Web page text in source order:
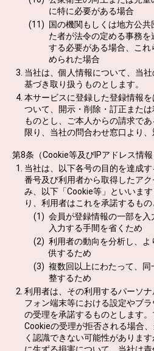
に特に必要がある場合
国の機関もしくは地方公
た者が法令の定める事務
する必要がある場合、こ
められた場合
当社は、個人情報について、当
基づき取り扱うものとします。
本サービスに登録した登録情報
ついて、開示・削除・訂正また
ものとし、ご本人からの請求で
限り、当社の問合わせ窓口より、
第8条（Cookie等及びIPアドレス情報
当社は、以下各号の目的を達成
番号及び利用者から取得したア
み、以下「Cookie等」といいま
り、利用者はこれを承諾するもの
会員が登録情報の一部を
入力する手間を省くため
利用者の動向を分析し、
供するため
複数回以上にわたって、
整するため
利用者は、その利用するパーソ
フォン端末等における設定やブ
の受理を承諾するものとします
Cookieの受理が拒否される場合
く認識できない可能性がありま